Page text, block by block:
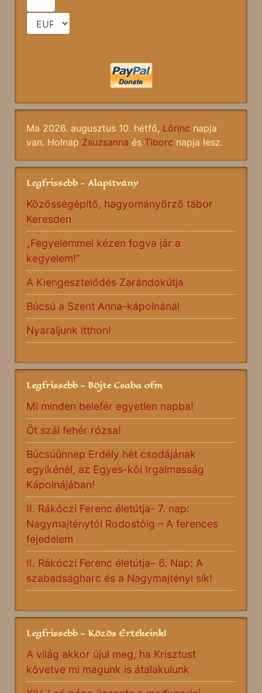
Ma 2026. augusztus 10. hétfő, Lőrinc napja
van. Holnap Zsuzsanna és Tiborc napja lesz.
Legfrissebb - Alapítvány
Közösségépítő, hagyományőrző tábor
Keresden
„Fegyelemmel kézen fogva jár a
kegyelem!”
A Kiengesztelődés Zarándokútja
Búcsú a Szent Anna-kápolnánál
Nyaraljunk itthon!
Legfrissebb - Böjte Csaba ofm
Mi minden belefér egyetlen napba!
Öt szál fehér rózsa!
Búcsúünnep Erdély hét csodájának
egyikénél, az Egyes-kői Irgalmasság
Kápolnájában!
II. Rákóczi Ferenc életútja- 7. nap:
Nagymajténytól Rodostóig – A ferences
fejedelem
II. Rákóczi Ferenc életútja– 6. Nap: A
szabadságharc és a Nagymajtényi sík!
Legfrissebb - Közös Értékeink!
A világ akkor újul meg, ha Krisztust
követve mi magunk is átalakulunk